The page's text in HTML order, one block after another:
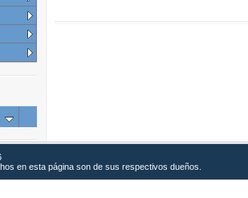
en esta página son de sus respectivos dueños.